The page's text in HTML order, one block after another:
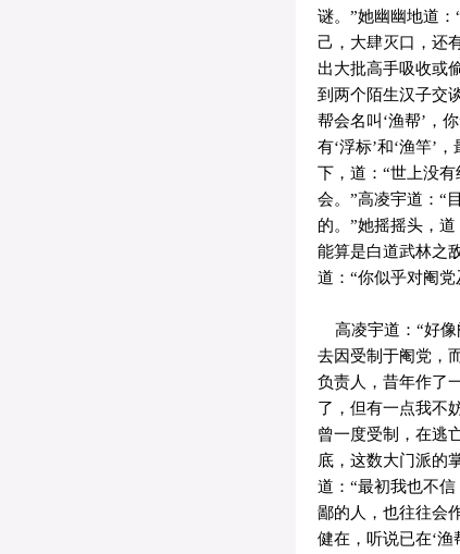
谜。”她幽幽地道
己，大肆灭口，还
出大批高手吸收或
到两个陌生汉子交
帮会名叫‘渔帮’，
有‘浮标’和‘渔竿’
下，道：“世上没
会。”高凌宇道：“
的。”她摇摇头，
能算是白道武林之
道：“你似乎对阉党
高凌宇道：“好像
去因受制于阉党，
负责人，昔年作了
了，但有一点我不
曾一度受制，在逃
底，这数大门派的
道：“最初我也不
鄙的人，也往往会
健在，听说已在‘渔